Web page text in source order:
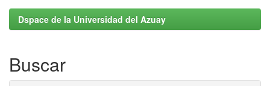
Dspace de la Universidad del Azuay
Buscar